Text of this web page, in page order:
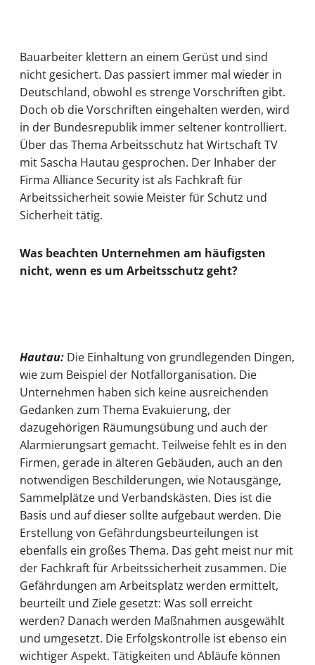
Bauarbeiter klettern an einem Gerüst und sind
nicht gesichert. Das passiert immer mal wieder in
Deutschland, obwohl es strenge Vorschriften gibt.
Doch ob die Vorschriften eingehalten werden, wird
in der Bundesrepublik immer seltener kontrolliert.
Über das Thema Arbeitsschutz hat Wirtschaft TV
mit Sascha Hautau gesprochen. Der Inhaber der
Firma Alliance Security ist als Fachkraft für
Arbeitssicherheit sowie Meister für Schutz und
Sicherheit tätig.
Was beachten Unternehmen am häufigsten
nicht, wenn es um Arbeitsschutz geht?
Hautau: Die Einhaltung von grundlegenden Dingen,
wie zum Beispiel der Notfallorganisation. Die
Unternehmen haben sich keine ausreichenden
Gedanken zum Thema Evakuierung, der
dazugehörigen Räumungsübung und auch der
Alarmierungsart gemacht. Teilweise fehlt es in den
Firmen, gerade in älteren Gebäuden, auch an den
notwendigen Beschilderungen, wie Notausgänge,
Sammelplätze und Verbandskästen. Dies ist die
Basis und auf dieser sollte aufgebaut werden. Die
Erstellung von Gefährdungsbeurteilungen ist
ebenfalls ein großes Thema. Das geht meist nur mit
der Fachkraft für Arbeitssicherheit zusammen. Die
Gefährdungen am Arbeitsplatz werden ermittelt,
beurteilt und Ziele gesetzt: Was soll erreicht
werden? Danach werden Maßnahmen ausgewählt
und umgesetzt. Die Erfolgskontrolle ist ebenso ein
wichtiger Aspekt. Tätigkeiten und Abläufe können